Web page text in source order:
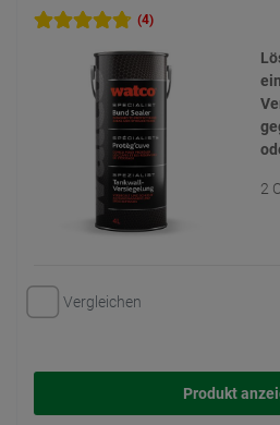
(4)
2
Vergleichen
Produkt